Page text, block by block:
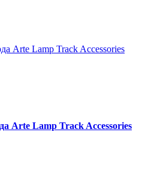
Arte Lamp Track Accessories